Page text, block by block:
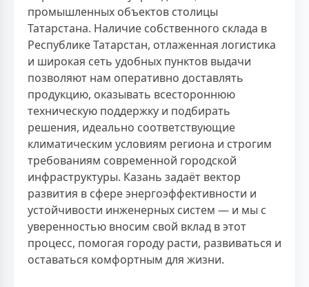
промышленных объектов столицы
Татарстана. Наличие собственного склада в
Республике Татарстан, отлаженная логистика
и широкая сеть удобных пунктов выдачи
позволяют нам оперативно доставлять
продукцию, оказывать всестороннюю
техническую поддержку и подбирать
решения, идеально соответствующие
климатическим условиям региона и строгим
требованиям современной городской
инфраструктуры. Казань задаёт вектор
развития в сфере энергоэффективности и
устойчивости инженерных систем — и мы с
уверенностью вносим свой вклад в этот
процесс, помогая городу расти, развиваться и
оставаться комфортным для жизни.